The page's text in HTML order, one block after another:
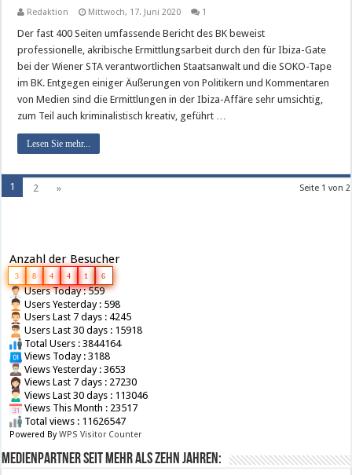
Redaktion Mittwoch, 17. Juni 2020 1
Der fast 400 Seiten umfassende Bericht des BK beweist
professionelle, akribische Ermittlungsarbeit durch den für Ibiza-Gate
bei der Wiener STA verantwortlichen Staatsanwalt und die SOKO-Tape
im BK. Entgegen einiger Äußerungen von Politikern und Kommentaren
von Medien sind die Ermittlungen in der Ibiza-Affäre sehr umsichtig,
zum Teil auch kriminalistisch kreativ, geführt …
Lesen Sie mehr...
Seite 1 von 2
1 2 »
Anzahl der Besucher
3 8 4 4 1 6
Users Today : 559
Users Yesterday : 598
Users Last 7 days : 4245
Users Last 30 days : 15918
Total Users : 3844164
Views Today : 3188
Views Yesterday : 3653
Views Last 7 days : 27230
Views Last 30 days : 113046
Views This Month : 23517
Total views : 11626547
Powered ByWPS Visitor Counter
Medienpartner seit mehr als zehn Jahren: